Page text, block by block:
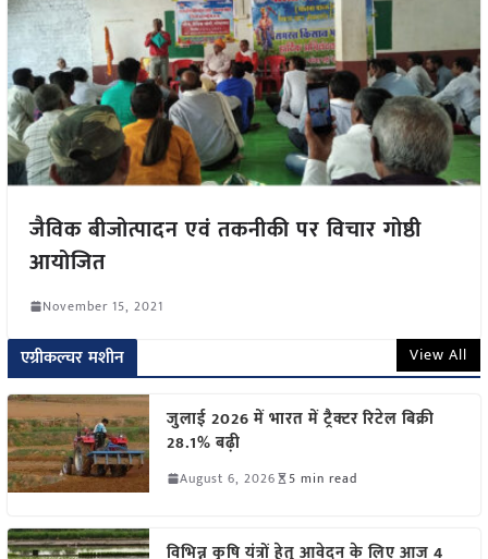
जैविक बीजोत्पादन एवं तकनीकी पर विचार गोष्ठी
आयोजित
November 15, 2021
एग्रीकल्चर मशीन View All
जुलाई 2026 में भारत में ट्रैक्टर रिटेल बिक्री
28.1% बढ़ी
August 6, 2026 5 min read
विभिन्न कृषि यंत्रों हेतु आवेदन के लिए आज 4